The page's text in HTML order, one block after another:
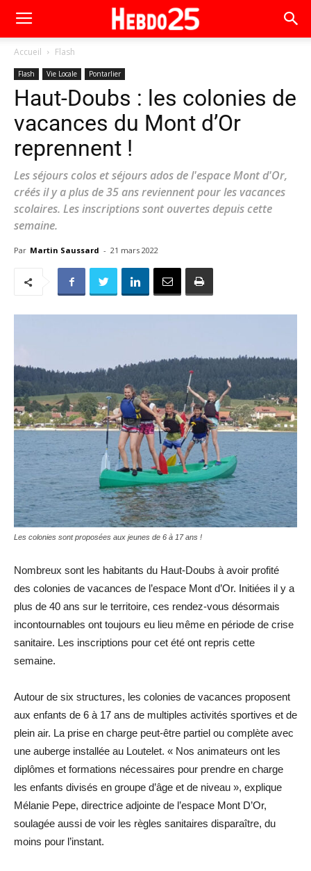
Accueil Flash
Flash Vie Locale Pontarlier
Haut-Doubs : les colonies de
vacances du Mont d’Or
reprennent !
Les séjours colos et séjours ados de l'espace Mont d'Or,
créés il y a plus de 35 ans reviennent pour les vacances
scolaires. Les inscriptions sont ouvertes depuis cette
semaine.
Par Martin Saussard - 21 mars 2022
Les colonies sont proposées aux jeunes de 6 à 17 ans !
Nombreux sont les habitants du Haut-Doubs à avoir profité
des colonies de vacances de l’espace Mont d’Or. Initiées il y a
plus de 40 ans sur le territoire, ces rendez-vous désormais
incontournables ont toujours eu lieu même en période de crise
sanitaire. Les inscriptions pour cet été ont repris cette
semaine.
Autour de six structures, les colonies de vacances proposent
aux enfants de 6 à 17 ans de multiples activités sportives et de
plein air. La prise en charge peut-être partiel ou complète avec
une auberge installée au Loutelet. « Nos animateurs ont les
diplômes et formations nécessaires pour prendre en charge
les enfants divisés en groupe d’âge et de niveau », explique
Mélanie Pepe, directrice adjointe de l’espace Mont D’Or,
soulagée aussi de voir les règles sanitaires disparaître, du
moins pour l’instant.